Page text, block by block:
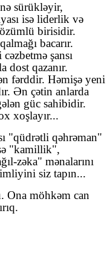
sürükləyir,
isə liderlik və
birisidir.
bacarır.
şansı
dost qazanır.
fərddir. Həmişə yeni
Ən çətin anlarda
güc sahibidir.
xoşlayır...
"qüdrətli qəhrəman"
"kamillik",
zəka" mənalarını
siz tapın...
Ona möhkəm can
ıq.